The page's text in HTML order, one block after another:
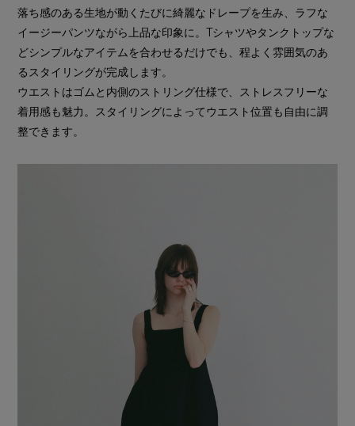
落ち感のある生地が動くたびに綺麗なドレープを生み、ラフな
イージーパンツながら上品な印象に。Tシャツやタンクトップな
どシンプルなアイテムを合わせるだけでも、程よく雰囲気のあ
るスタイリングが完成します。
ウエストはゴムと内側のストリング仕様で、ストレスフリーな
着用感も魅力。スタイリングによってウエスト位置も自由に調
整できます。